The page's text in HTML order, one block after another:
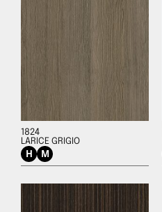
1824
LARICE GRIGIO